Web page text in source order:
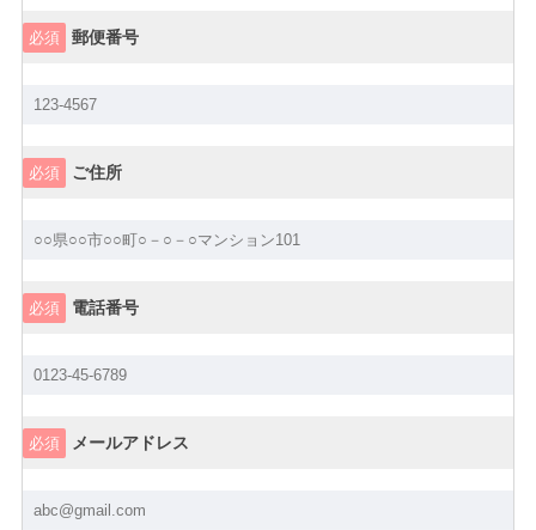
必須 郵便番号
必須 ご住所
必須 電話番号
必須 メールアドレス